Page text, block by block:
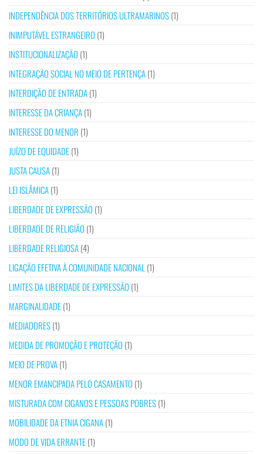
INDEPENDÊNCIA DOS TERRITÓRIOS ULTRAMARINOS(1)
INIMPUTÁVEL ESTRANGEIRO (1)
INSTITUCIONALIZAÇÃO (1)
INTEGRAÇÃO SOCIAL NO MEIO DE PERTENÇA(1)
INTERDIÇÃO DE ENTRADA(1)
INTERESSE DA CRIANÇA(1)
INTERESSE DO MENOR (1)
JUÍZO DE EQUIDADE(1)
JUSTA CAUSA(1)
LEI ISLÂMICA(1)
LIBERDADE DE EXPRESSÃO (1)
LIBERDADE DE RELIGIÃO (1)
LIBERDADE RELIGIOSA(4)
LIGAÇÃO EFETIVA À COMUNIDADE NACIONAL (1)
LIMITES DA LIBERDADE DE EXPRESSÃO (1)
MARGINALIDADE(1)
MEDIADORES(1)
MEDIDA DE PROMOÇÃO E PROTEÇÃO (1)
MEIO DE PROVA(1)
MENOR EMANCIPADA PELO CASAMENTO (1)
MISTURADA COM CIGANOS E PESSOAS POBRES(1)
MOBILIDADE DA ETNIA CIGANA(1)
MODO DE VIDA ERRANTE(1)